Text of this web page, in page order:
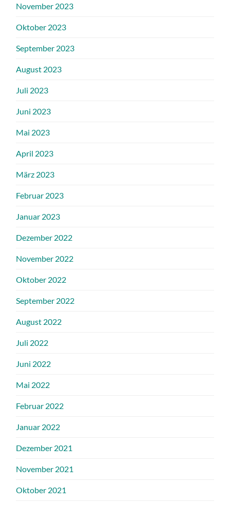
November 2023
Oktober 2023
September 2023
August 2023
Juli 2023
Juni 2023
Mai 2023
April 2023
März 2023
Februar 2023
Januar 2023
Dezember 2022
November 2022
Oktober 2022
September 2022
August 2022
Juli 2022
Juni 2022
Mai 2022
Februar 2022
Januar 2022
Dezember 2021
November 2021
Oktober 2021